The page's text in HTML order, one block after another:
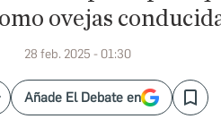
ovejas
28 feb. 2025 - 01:30
Añade El Debate en Save